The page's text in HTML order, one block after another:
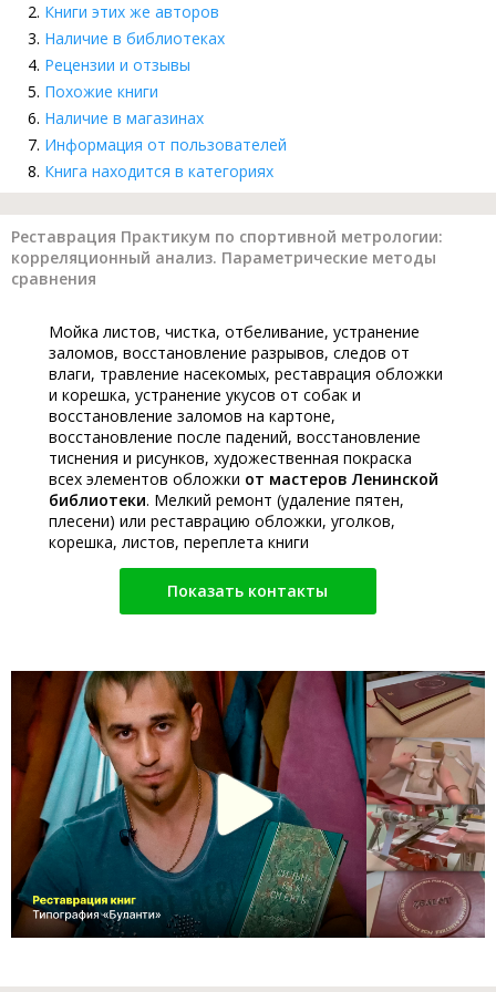
Книги этих же авторов
Наличие в библиотеках
Рецензии и отзывы
Похожие книги
Наличие в магазинах
Информация от пользователей
Книга находится в категориях
Реставрация Практикум по спортивной метрологии:
корреляционный анализ. Параметрические методы
сравнения
Мойка листов, чистка, отбеливание, устранение
заломов, восстановление разрывов, следов от
влаги, травление насекомых, реставрация обложки
и корешка, устранение укусов от собак и
восстановление заломов на картоне,
восстановление после падений, восстановление
тиснения и рисунков, художественная покраска
всех элементов обложки от мастеров Ленинской
библиотеки. Мелкий ремонт (удаление пятен,
плесени) или реставрацию обложки, уголков,
корешка, листов, переплета книги
Показать контакты